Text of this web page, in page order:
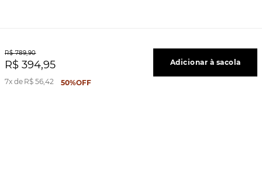
R$ 789,90
R$ 394,95
7 R$ 56,42 50%OFF
Adicionar à sacola